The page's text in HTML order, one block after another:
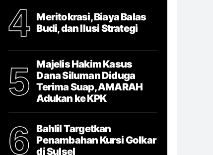
4
Meritokrasi, Biaya Balas
Budi, dan Ilusi Strategi
5
Majelis Hakim Kasus
Dana Siluman Diduga
Terima Suap, AMARAH
Adukan ke KPK
6
Bahlil Targetkan
Penambahan Kursi Golkar
di Sulsel